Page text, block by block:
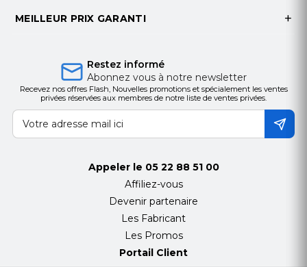
MEILLEUR PRIX GARANTI
Restez informé
Abonnez vous à notre newsletter
Recevez nos offres Flash, Nouvelles promotions et spécialement les ventes
privées réservées aux membres de notre liste de ventes privées.
Appeler le 05 22 88 51 00
Affiliez-vous
Devenir partenaire
Les Fabricant
Les Promos
Portail Client